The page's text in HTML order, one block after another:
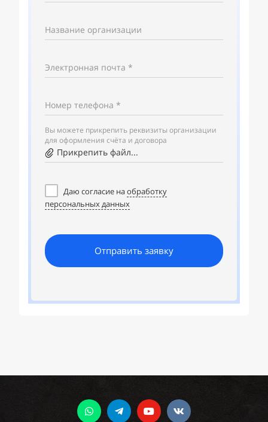
Название организации
Электронная почта *
Номер телефона *
Вы можете прикрепить реквизиты организации
для оформления счёта и договора
Прикрепить файл...
Даю согласие наобработку
персональных данных
Отправить заявку